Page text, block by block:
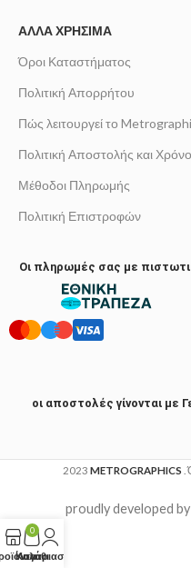
ΆΛΛΑ ΧΡΉΣΙΜΑ
Όροι Καταστήματος
Πολιτική Απορρήτου
Πώς λειτουργεί το
Πολιτική Αποστολής και
Μέθοδοι Πληρωμής
Πολιτική Επιστροφών
Οι πληρωμές σας με
οι αποστολές γίνονται με
2023 METROGRAPHICS .
proudly developed by
0
Καλάθι
Λογαριασμός